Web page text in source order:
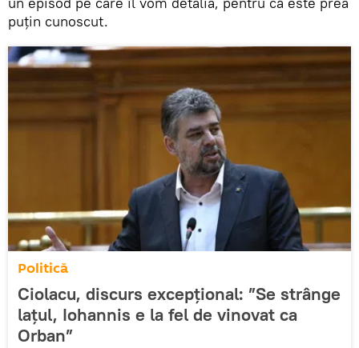
puțin cunoscut.
Politică
Ciolacu, discurs excepțional: ”Se strânge
lațul, Iohannis e la fel de vinovat ca
Orban”